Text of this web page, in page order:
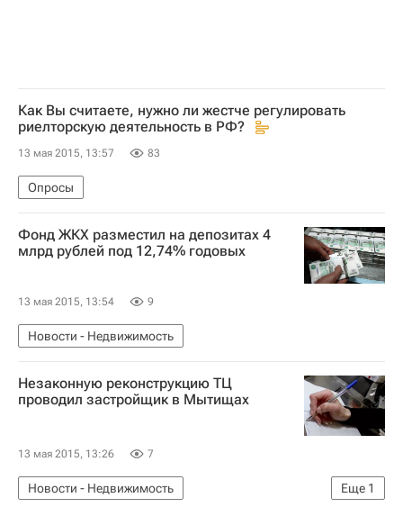
Как Вы считаете, нужно ли жестче регулировать
риелторскую деятельность в РФ?
13 мая 2015, 13:57 83
Опросы
Фонд ЖКХ разместил на депозитах 4
млрд рублей под 12,74% годовых
13 мая 2015, 13:54 9
Новости - Недвижимость
Незаконную реконструкцию ТЦ
проводил застройщик в Мытищах
13 мая 2015, 13:26 7
Еще 1
Новости - Недвижимость